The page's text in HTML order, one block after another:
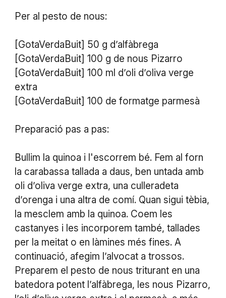
Per al pesto de nous:
[GotaVerdaBuit] 50 g d’alfàbrega
[GotaVerdaBuit] 100 g de nous Pizarro
[GotaVerdaBuit] 100 ml d’oli d’oliva verge
extra
[GotaVerdaBuit] 100 de formatge parmesà
Preparació pas a pas:
Bullim la quinoa i l'escorrem bé. Fem al forn
la carabassa tallada a daus, ben untada amb
oli d’oliva verge extra, una culleradeta
d’orenga i una altra de comí. Quan sigui tèbia,
la mesclem amb la quinoa. Coem les
castanyes i les incorporem també, tallades
per la meitat o en làmines més fines. A
continuació, afegim l’alvocat a trossos.
Preparem el pesto de nous triturant en una
batedora potent l’alfàbrega, les nous Pizarro,